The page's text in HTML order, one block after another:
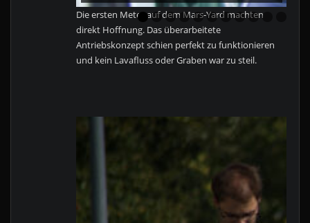
Die ersten Meter auf dem Mars-Yard machten
direkt Hoffnung. Das überarbeitete
Antriebskonzept schien perfekt zu funktionieren
und kein Lavafluss oder Graben war zu steil.